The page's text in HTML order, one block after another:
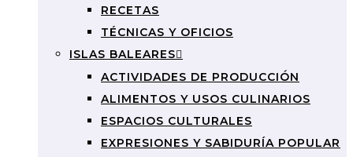
RECETAS
TÉCNICAS Y OFICIOS
ISLAS BALEARES
ACTIVIDADES DE PRODUCCIÓN
ALIMENTOS Y USOS CULINARIOS
ESPACIOS CULTURALES
EXPRESIONES Y SABIDURÍA POPULAR